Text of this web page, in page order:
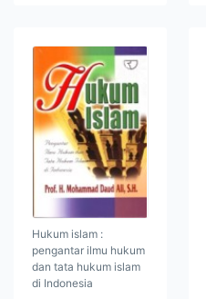
Hukum islam :
pengantar ilmu hukum
dan tata hukum islam
di Indonesia